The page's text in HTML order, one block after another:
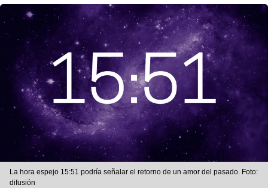
La hora espejo 15:51 podría señalar el retorno de un amor del pasado. Foto:
difusión